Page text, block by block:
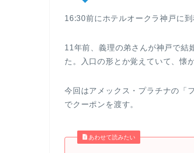
16:30前にホテルオークラ神戸に到
11年前、義理の弟さんが神戸で結
た。入口の形とか覚えていて、懐
今回はアメックス・プラチナの「
でクーポンを渡す。
あわせて読みたい